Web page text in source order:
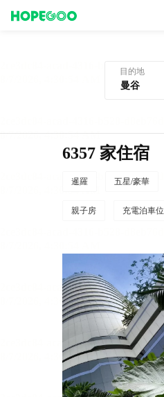
目的地
6357 家住宿
暹羅 五星/豪華
親子房 充電泊車位